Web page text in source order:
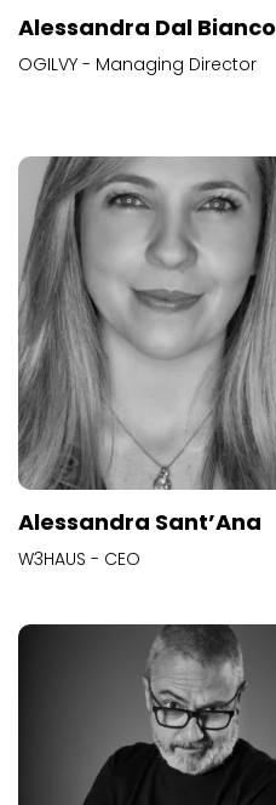
Alessandra Dal Bianco
OGILVY - Managing Director
Alessandra Sant’Ana
W3HAUS - CEO